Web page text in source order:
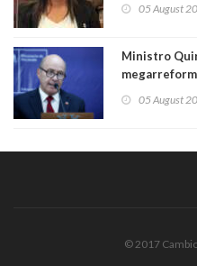
senadora
05 August
Ministro
05 August
© 2017